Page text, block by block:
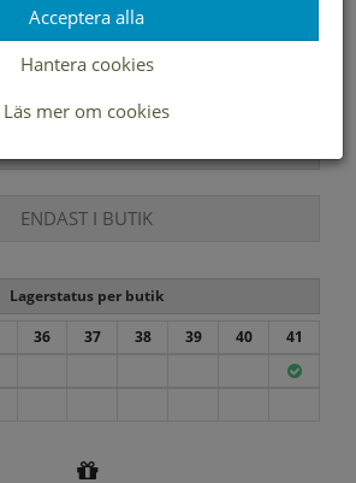
1495 kr1046 kr
Storleksguide
ENDAST I BUTIK
Lagerstatus per butik
36 37 38 39 40
41
Acceptera alla
Hantera cookies
Läs mer om cookies